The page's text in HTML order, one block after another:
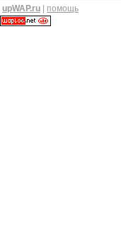
upWAP.ru помощь